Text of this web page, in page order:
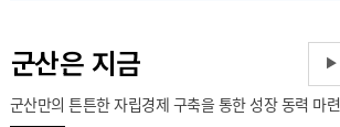
군산은 지금
군산만의 튼튼한 자립경제 구축을 통한 성장 동력 마련